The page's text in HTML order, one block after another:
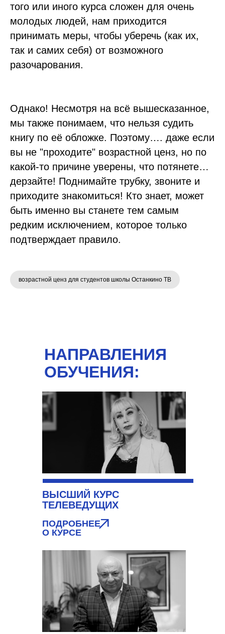
того или иного курса сложен для очень
молодых людей, нам приходится
принимать меры, чтобы уберечь (как их,
так и самих себя) от возможного
разочарования.
Однако! Несмотря на всё вышесказанное,
мы также понимаем, что нельзя судить
книгу по её обложке. Поэтому…. даже если
вы не "проходите" возрастной ценз, но по
какой-то причине уверены, что потянете…
дерзайте! Поднимайте трубку, звоните и
приходите знакомиться! Кто знает, может
быть именно вы станете тем самым
редким исключением, которое только
подтверждает правило.
возрастной ценз для студентов школы Останкино ТВ
НАПРАВЛЕНИЯ
ОБУЧЕНИЯ:
ПОДРОБНЕЕ
О КУРСЕ
ВЫСШИЙ КУРС
ТЕЛЕВЕДУЩИХ